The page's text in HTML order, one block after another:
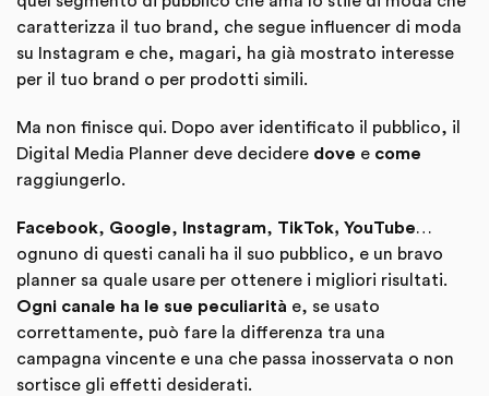
caratterizza il tuo brand, che segue influencer di moda
su Instagram e che, magari, ha già mostrato interesse
per il tuo brand o per prodotti simili.
Ma non finisce qui. Dopo aver identificato il pubblico, il
Digital Media Planner deve decidere dove e come
raggiungerlo.
Facebook, Google, Instagram, TikTok, YouTube…
ognuno di questi canali ha il suo pubblico, e un bravo
planner sa quale usare per ottenere i migliori risultati.
Ogni canale ha le sue peculiarità e, se usato
correttamente, può fare la differenza tra una
campagna vincente e una che passa inosservata o non
sortisce gli effetti desiderati.